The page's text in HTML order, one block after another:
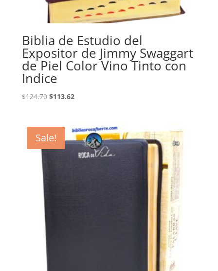
Biblia de Estudio del
Expositor de Jimmy Swaggart
de Piel Color Vino Tinto con
Indice
$124.70 Original
$124.70.
$113.62Current
$113.62.
Sale!